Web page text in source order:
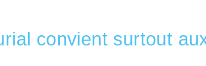
convient surtout